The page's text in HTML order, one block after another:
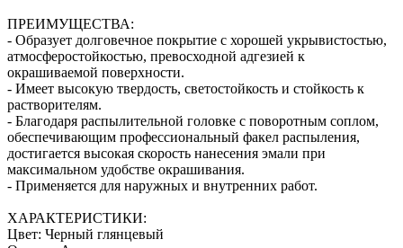
ПРЕИМУЩЕСТВА:
- Образует долговечное покрытие с хорошей укрывистостью,
атмосферостойкостью, превосходной адгезией к
окрашиваемой поверхности.
- Имеет высокую твердость, светостойкость и стойкость к
растворителям.
- Благодаря распылительной головке с поворотным соплом,
обеспечивающим профессиональный факел распыления,
достигается высокая скорость нанесения эмали при
максимальном удобстве окрашивания.
- Применяется для наружных и внутренних работ.
ХАРАКТЕРИСТИКИ:
Цвет: Черный глянцевый